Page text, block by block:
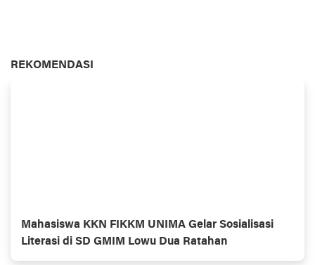
REKOMENDASI
Mahasiswa KKN FIKKM UNIMA Gelar Sosialisasi
Literasi di SD GMIM Lowu Dua Ratahan